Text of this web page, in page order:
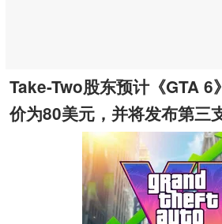
Take-Two股东预计《GTA 6
价为80美元，并将发布第三